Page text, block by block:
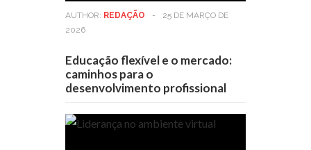
AUTHOR: REDAÇÃO -
25 DE MARÇO DE
2026
Educação flexível e o mercado:
caminhos para o
desenvolvimento profissional